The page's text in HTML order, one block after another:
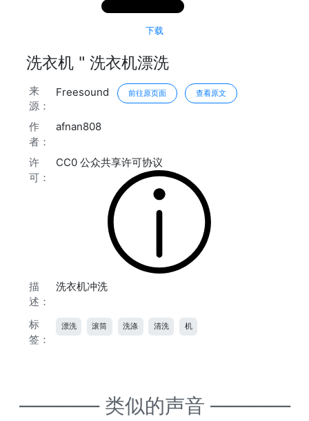
下载
洗衣机 " 洗衣机漂洗
来
源：
Freesound 前往原页面 查看原文
作
者：
afnan808
许
可：
CC0 公众共享许可协议
描
述：
洗衣机冲洗
标
签：
漂洗 滚筒 洗涤 清洗 机
———— 类似的声音 ————